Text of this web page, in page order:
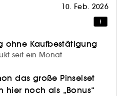
10. Feb. 2026
ohne Kaufbestätigung
seit ein Monat
das große Pinselset
noch als „Bonus“